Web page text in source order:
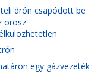
drón csapódott be
orosz
egy gázvezeték